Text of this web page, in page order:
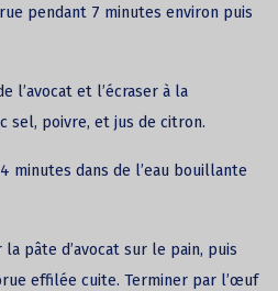
pendant 7 minutes environ puis
l’avocat et l’écraser à la
sel, poivre, et jus de citron.
minutes dans de l’eau bouillante
pâte d’avocat sur le pain, puis
effilée cuite. Terminer par l’œuf